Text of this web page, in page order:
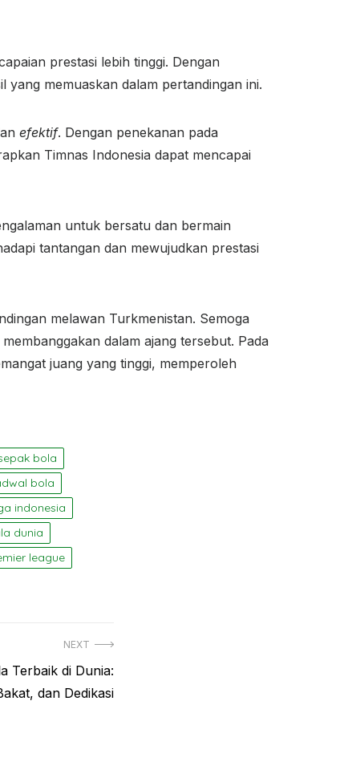
prestasi lebih tinggi. Dengan
yang memuaskan dalam pertandingan ini.
efektif. Dengan penekanan pada
Timnas Indonesia dapat mencapai
untuk bersatu dan bermain
tantangan dan mewujudkan prestasi
melawan Turkmenistan. Semoga
dalam ajang tersebut. Pada
juang yang tinggi, memperoleh
bola
bola
indonesia
dunia
league
NEXT
Terbaik di Dunia:
dan Dedikasi